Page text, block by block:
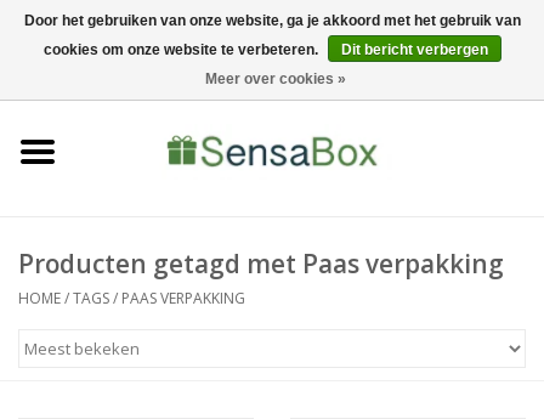
06-22022900 0 Artikelen - €0,00
Bewerkingen
Producten getagd met Paas verpakking
HOME/TAGS/ PAAS VERPAKKING
Door het gebruiken van onze website, ga je akkoord met het gebruik van
cookies om onze website te verbeteren.
Dit bericht verbergen
Meer over cookies »